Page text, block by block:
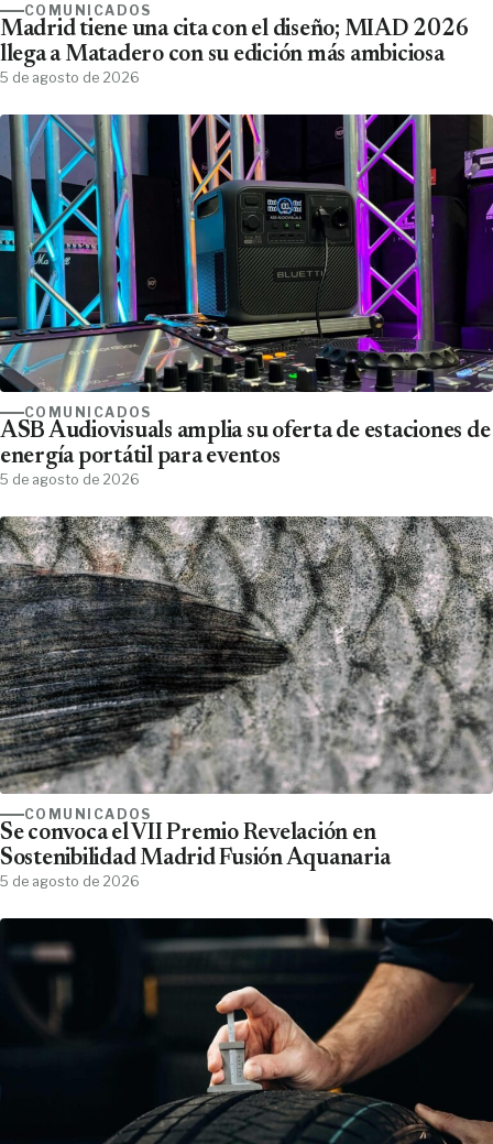
COMUNICADOS
Madrid tiene una cita con el diseño; MIAD 2026
llega a Matadero con su edición más ambiciosa
5 de agosto de 2026
COMUNICADOS
ASB Audiovisuals amplia su oferta de estaciones de
energía portátil para eventos
5 de agosto de 2026
COMUNICADOS
Se convoca el VII Premio Revelación en
Sostenibilidad Madrid Fusión Aquanaria
5 de agosto de 2026